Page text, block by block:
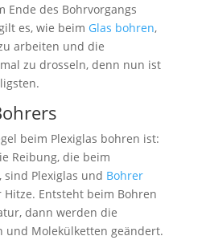
Ende des Bohrvorgangs
es, wie beim Glas bohren,
arbeiten und die
zu drosseln, denn nun ist
beim Plexiglas bohren ist:
Reibung, die beim
sind Plexiglas und Bohrer
Entsteht beim Bohren
dann werden die
und Molekülketten geändert.